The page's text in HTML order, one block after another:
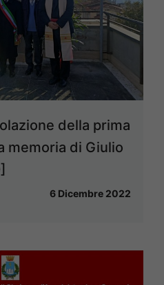
della prima
memoria di Giulio
6 Dicembre 2022